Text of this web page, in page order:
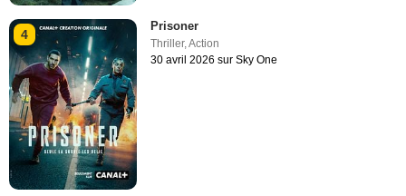
4
Prisoner
Thriller,Action
30 avril 2026 sur Sky One